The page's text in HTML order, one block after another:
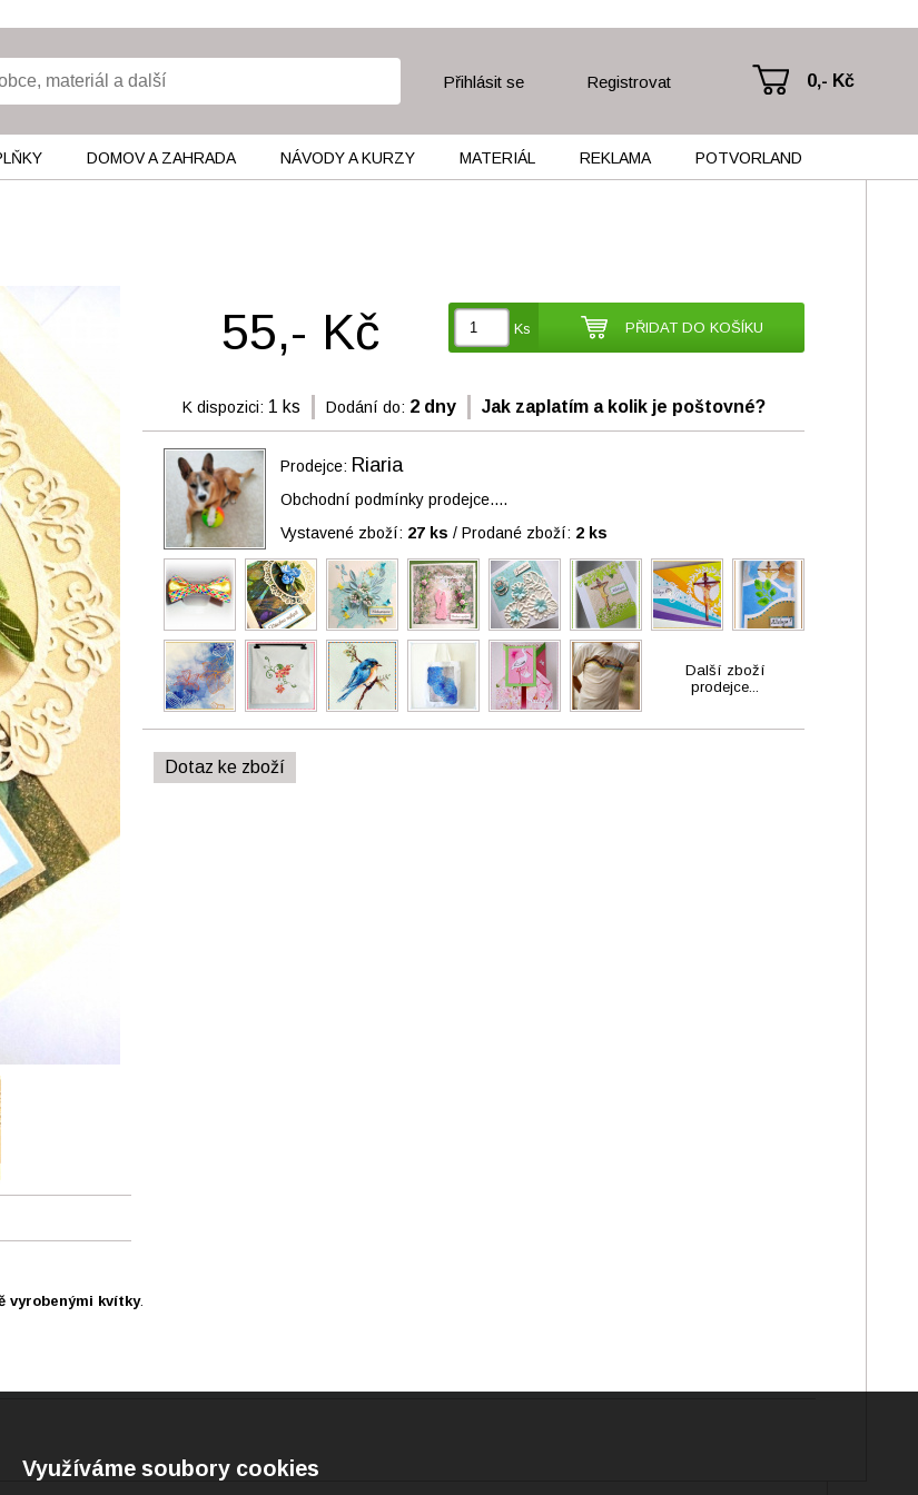
Přihlásit se Registrovat 0,- Kč
DOMOV A ZAHRADA NÁVODY A KURZY MATERIÁL REKLAMA POTVORLAND
55,- Kč Ks PŘIDAT DO KOŠÍKU
K dispozici: 1 ks Dodání do: 2 dny Jak zaplatím a kolik je poštovné?
Prodejce: Riaria
Obchodní podmínky prodejce....
Vystavené zboží: 27 ks / Prodané zboží: 2 ks
Další zboží
prodejce...
Dotaz ke zboží
vyrobenými kvítky.
Využíváme soubory cookies